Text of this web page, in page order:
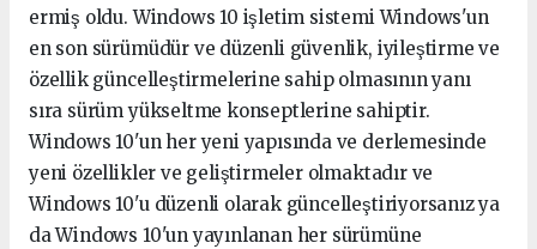
ermiş oldu. Windows 10 işletim sistemi Windows'un
en son sürümüdür ve düzenli güvenlik, iyileştirme ve
özellik güncelleştirmelerine sahip olmasının yanı
sıra sürüm yükseltme konseptlerine sahiptir.
Windows 10'un her yeni yapısında ve derlemesinde
yeni özellikler ve geliştirmeler olmaktadır ve
Windows 10'u düzenli olarak güncelleştiriyorsanız ya
da Windows 10'un yayınlanan her sürümüne